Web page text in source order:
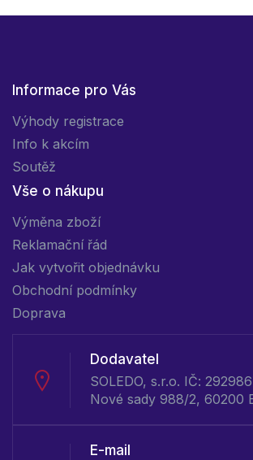
Informace pro Vás
Výhody registrace
Info k akcím
Soutěž
Vše o nákupu
Výměna zboží
Reklamační řád
Jak vytvořit objednávku
Obchodní podmínky
Doprava
Dodavatel
SOLEDO, s.r.o. IČ:
Nové sady 988/2, 60200
E-mail